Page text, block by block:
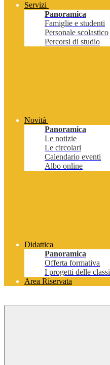
Servizi
Panoramica
Famiglie e studenti
Personale scolastico
Percorsi di studio
Novità
Panoramica
Le notizie
Le circolari
Calendario eventi
Albo online
Didattica
Panoramica
Offerta formativa
I progetti delle classi
Area Riservata